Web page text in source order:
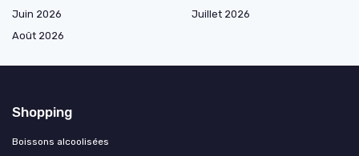
Juin 2026
Juillet 2026
Août 2026
Shopping
Boissons alcoolisées